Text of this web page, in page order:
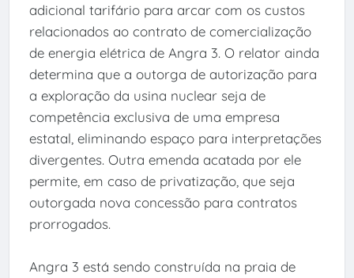
adicional tarifário para arcar com os custos
relacionados ao contrato de comercialização
de energia elétrica de Angra 3. O relator ainda
determina que a outorga de autorização para
a exploração da usina nuclear seja de
competência exclusiva de uma empresa
estatal, eliminando espaço para interpretações
divergentes. Outra emenda acatada por ele
permite, em caso de privatização, que seja
outorgada nova concessão para contratos
prorrogados.
Angra 3 está sendo construída na praia de